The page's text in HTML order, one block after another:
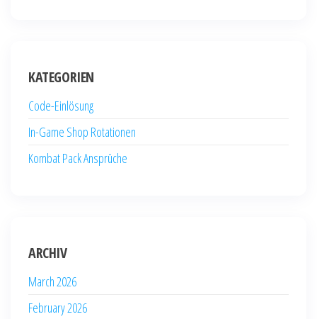
KATEGORIEN
Code-Einlösung
In-Game Shop Rotationen
Kombat Pack Ansprüche
ARCHIV
March 2026
February 2026